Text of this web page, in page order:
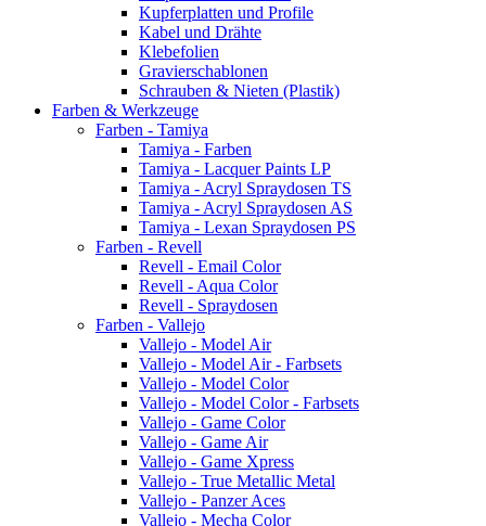
Kupferplatten und Profile
Kabel und Drähte
Klebefolien
Gravierschablonen
Schrauben & Nieten (Plastik)
Farben & Werkzeuge
Farben - Tamiya
Tamiya - Farben
Tamiya - Lacquer Paints LP
Tamiya - Acryl Spraydosen TS
Tamiya - Acryl Spraydosen AS
Tamiya - Lexan Spraydosen PS
Farben - Revell
Revell - Email Color
Revell - Aqua Color
Revell - Spraydosen
Farben - Vallejo
Vallejo - Model Air
Vallejo - Model Air - Farbsets
Vallejo - Model Color
Vallejo - Model Color - Farbsets
Vallejo - Game Color
Vallejo - Game Air
Vallejo - Game Xpress
Vallejo - True Metallic Metal
Vallejo - Panzer Aces
Vallejo - Mecha Color